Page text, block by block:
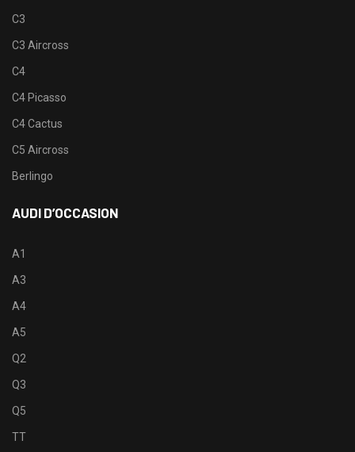
C3
C3 Aircross
C4
C4 Picasso
C4 Cactus
C5 Aircross
Berlingo
AUDI D’OCCASION
A1
A3
A4
A5
Q2
Q3
Q5
TT